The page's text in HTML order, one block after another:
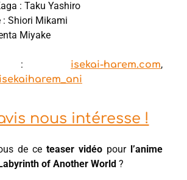
: Taku Yashiro
: Shiori Mikami
Miyake
: isekai-harem.com,
nous intéresse !
de ce teaser vidéo pour l’anime
of Another World ?